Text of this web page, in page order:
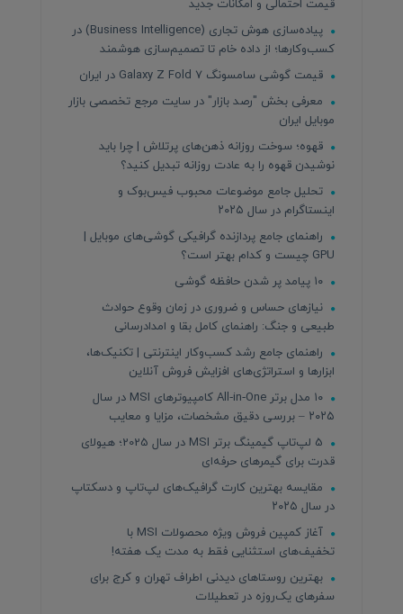
قیمت احتمالی و امکانات جدید
پیاده‌سازی هوش تجاری (Business Intelligence) در
کسب‌وکارها؛ از داده خام تا تصمیم‌سازی هوشمند
قیمت گوشی سامسونگ Galaxy Z Fold 7 در ایران
معرفی بخش "رصد بازار" در سایت مرجع تخصصی بازار
موبایل ایران
قهوه؛ سوخت روزانه ذهن‌های پرتلاش | چرا باید
نوشیدن قهوه را به عادت روزانه تبدیل کنید؟
تحلیل جامع موضوعات محبوب فیس‌بوک و
اینستاگرام در سال ۲۰۲۵
راهنمای جامع پردازنده‌ گرافیکی گوشی‌های موبایل |
GPU چیست و کدام بهتر است؟
نیازهای حساس و ضروری در زمان وقوع حوادث
طبیعی و جنگ: راهنمای کامل بقا و امدادرسانی
راهنمای جامع رشد کسب‌وکار اینترنتی | تکنیک‌ها،
ابزارها و استراتژی‌های افزایش فروش آنلاین
۱۰ مدل برتر All‑in‑One کامپیوترهای MSI در سال
۲۰۲۵ – بررسی دقیق مشخصات، مزایا و معایب
5 لپ‌تاپ گیمینگ برتر MSI در سال 2025؛ هیولای
قدرت برای گیمرهای حرفه‌ای
مقایسه بهترین کارت گرافیک‌های لپ‌تاپ و دسکتاپ
در سال ۲۰۲۵
آغاز کمپین فروش ویژه محصولات MSI با
تخفیف‌های استثنایی فقط به مدت یک هفته!
بهترین روستاهای دیدنی اطراف تهران و کرج برای
سفرهای یک‌روزه در تعطیلات